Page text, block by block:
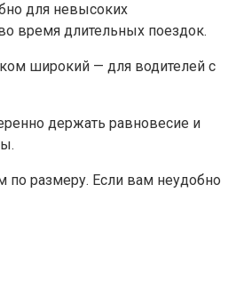
для невысоких
время длительных поездок.​
широкий — для водителей с
держать равновесие и
по размеру.​ Если вам неудобно